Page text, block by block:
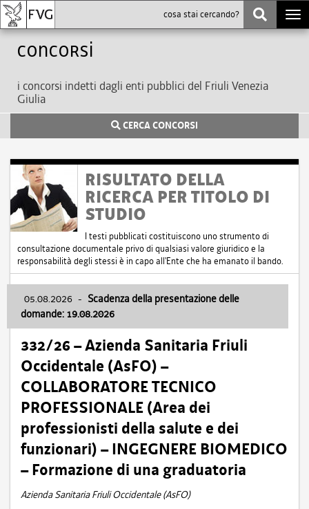
Concorsi
i concorsi indetti dagli enti pubblici del Friuli Venezia
Giulia
CERCA CONCORSI
RISULTATO DELLA
RICERCA PER TITOLO DI
STUDIO
I testi pubblicati costituiscono uno strumento di
consultazione documentale privo di qualsiasi valore giuridico e la
responsabilità degli stessi è in capo all'Ente che ha emanato il bando.
05.08.2026 - Scadenza della presentazione delle
domande: 19.08.2026
332/26 – Azienda Sanitaria Friuli
Occidentale (AsFO) –
COLLABORATORE TECNICO
PROFESSIONALE (Area dei
professionisti della salute e dei
funzionari) – INGEGNERE BIOMEDICO
– Formazione di una graduatoria
Azienda Sanitaria Friuli Occidentale (AsFO)